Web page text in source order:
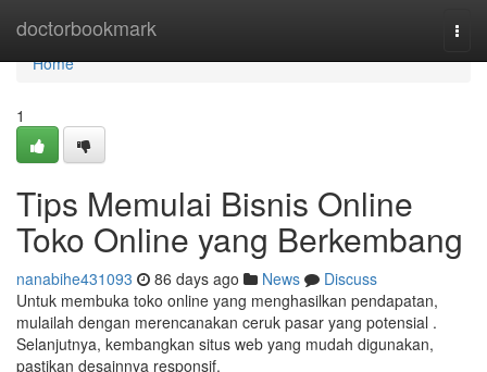
doctorbookmark
Home
Home
1
Tips Memulai Bisnis Online
Toko Online yang Berkembang
nanabihe431093 86 days ago News
Discuss
Untuk membuka toko online yang menghasilkan pendapatan,
mulailah dengan merencanakan ceruk pasar yang potensial .
Selanjutnya, kembangkan situs web yang mudah digunakan,
pastikan desainnya responsif.